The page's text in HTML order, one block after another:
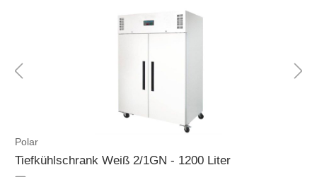
Polar
Tiefkühlschrank Weiß 2/1GN - 1200 Liter